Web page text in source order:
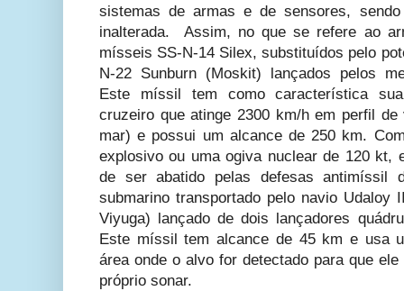
sistemas de armas e de sensores,
inalterada. Assim, no que se refere ao
mísseis SS-N-14 Silex, substituídos pelo
N-22 Sunburn (Moskit) lançados pelos
Este míssil tem como característica
cruzeiro que atinge 2300 km/h em perfil
mar) e possui um alcance de 250 km.
explosivo ou uma ogiva nuclear de 120 kt,
de ser abatido pelas defesas antimíssil
submarino transportado pelo navio Udaloy
Viyuga) lançado de dois lançadores
Este míssil tem alcance de 45 km e usa
área onde o alvo for detectado para que
próprio sonar.